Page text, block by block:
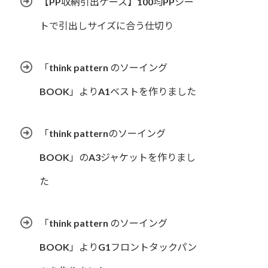
トで引出しサイズに合う仕切り
「think pattern のソーイング
BOOK」よりA1ベストを作りました
「think patternのソーイング
BOOK」のA3ジャケットを作りまし
た
「think pattern のソーイング
BOOK」よりG1フロントタックパン